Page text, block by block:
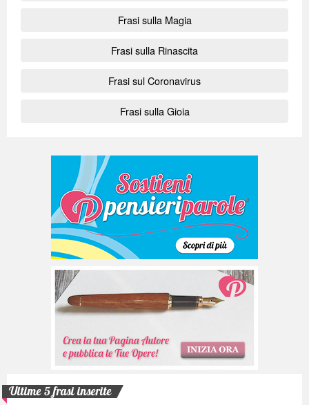
Frasi sulla Magia
Frasi sulla Rinascita
Frasi sul Coronavirus
Frasi sulla Gioia
Ultime 5 frasi inserite